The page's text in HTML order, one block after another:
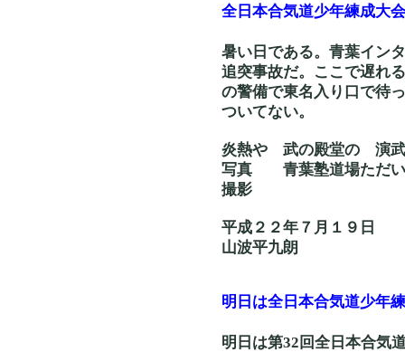
全日本合気道少年練成大会
暑い日である。青葉イン
追突事故だ。ここで遅れ
の警備で東名入り口で待
ついてない。
炎熱や 武の殿堂
写真 青葉塾道場た
撮影
平成２２年７月１９日
山波平九朗
明日は全日本合気道少年
明日は第32回全日本合気